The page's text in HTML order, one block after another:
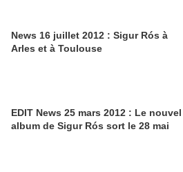
News 16 juillet 2012 : Sigur Rós à
Arles et à Toulouse
EDIT News 25 mars 2012 : Le nouvel
album de Sigur Rós sort le 28 mai